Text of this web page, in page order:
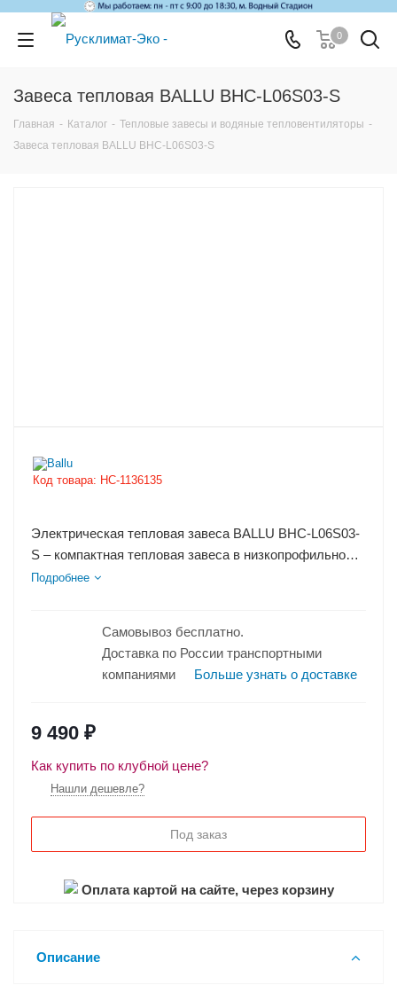
0
Завеса тепловая BALLU BHC-L06S03-S
Главная - Каталог - Тепловые завесы и водяные тепловентиляторы -
Завеса тепловая BALLU BHC-L06S03-S
Код товара: НС-1136135
Электрическая тепловая завеса BALLU BHC-L06S03-
S – компактная тепловая завеса в низкопрофильном
корпусе мощностью 3...
Подробнее
Самовывоз бесплатно.
Доставка по России транспортными
компаниями
Больше узнать о доставке
9 490 ₽
Как купить по клубной цене?
Нашли дешевле?
Под заказ
Оплата картой на сайте, через корзину
Описание